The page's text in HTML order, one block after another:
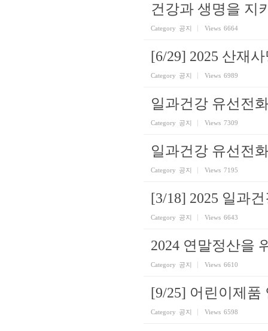
건강과 생명을 지
Category 공지 Views 6664
[6/29] 2025 산재
Category 공지 Views 6989
일과건강 유선전
Category 공지 Views 7309
일과건강 유선전
Category 공지 Views 7195
[3/18] 2025 일과
Category 공지 Views 6643
2024 연말정산을
Category 공지 Views 6610
[9/25] 어린이제품
Category 공지 Views 6598